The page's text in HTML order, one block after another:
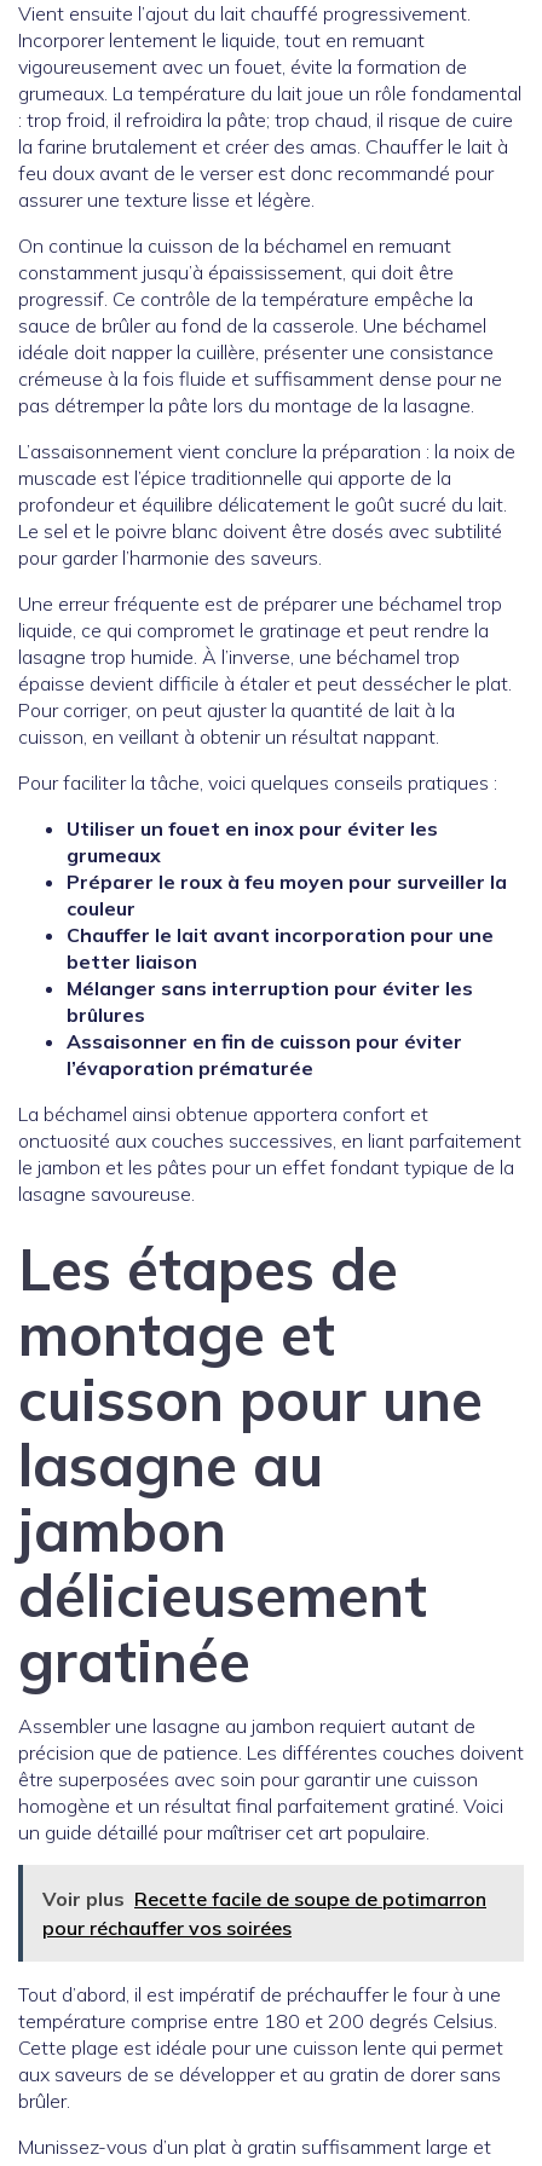
Vient ensuite l’ajout du lait chauffé progressivement.
Incorporer lentement le liquide, tout en remuant
vigoureusement avec un fouet, évite la formation de
grumeaux. La température du lait joue un rôle fondamental
: trop froid, il refroidira la pâte; trop chaud, il risque de cuire
la farine brutalement et créer des amas. Chauffer le lait à
feu doux avant de le verser est donc recommandé pour
assurer une texture lisse et légère.
On continue la cuisson de la béchamel en remuant
constamment jusqu’à épaississement, qui doit être
progressif. Ce contrôle de la température empêche la
sauce de brûler au fond de la casserole. Une béchamel
idéale doit napper la cuillère, présenter une consistance
crémeuse à la fois fluide et suffisamment dense pour ne
pas détremper la pâte lors du montage de la lasagne.
L’assaisonnement vient conclure la préparation : la noix de
muscade est l’épice traditionnelle qui apporte de la
profondeur et équilibre délicatement le goût sucré du lait.
Le sel et le poivre blanc doivent être dosés avec subtilité
pour garder l’harmonie des saveurs.
Une erreur fréquente est de préparer une béchamel trop
liquide, ce qui compromet le gratinage et peut rendre la
lasagne trop humide. À l’inverse, une béchamel trop
épaisse devient difficile à étaler et peut dessécher le plat.
Pour corriger, on peut ajuster la quantité de lait à la
cuisson, en veillant à obtenir un résultat nappant.
Pour faciliter la tâche, voici quelques conseils pratiques :
Utiliser un fouet en inox pour éviter les
grumeaux
Préparer le roux à feu moyen pour surveiller la
couleur
Chauffer le lait avant incorporation pour une
better liaison
Mélanger sans interruption pour éviter les
brûlures
Assaisonner en fin de cuisson pour éviter
l’évaporation prématurée
La béchamel ainsi obtenue apportera confort et
onctuosité aux couches successives, en liant parfaitement
le jambon et les pâtes pour un effet fondant typique de la
lasagne savoureuse.
Les étapes de
montage et
cuisson pour une
lasagne au
jambon
délicieusement
gratinée
Assembler une lasagne au jambon requiert autant de
précision que de patience. Les différentes couches doivent
être superposées avec soin pour garantir une cuisson
homogène et un résultat final parfaitement gratiné. Voici
un guide détaillé pour maîtriser cet art populaire.
Voir plus Recette facile de soupe de potimarron
pour réchauffer vos soirées
Tout d’abord, il est impératif de préchauffer le four à une
température comprise entre 180 et 200 degrés Celsius.
Cette plage est idéale pour une cuisson lente qui permet
aux saveurs de se développer et au gratin de dorer sans
brûler.
Munissez-vous d’un plat à gratin suffisamment large et